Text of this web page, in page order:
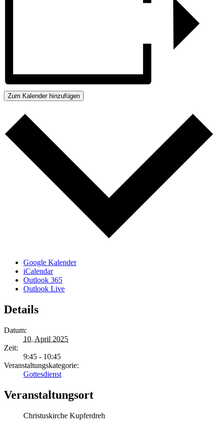
Zum Kalender hinzufügen
Google Kalender
iCalendar
Outlook 365
Outlook Live
Details
Datum:
10. April 2025
Zeit:
9:45 - 10:45
Veranstaltungskategorie:
Gottesdienst
Veranstaltungsort
Christuskirche Kupferdreh